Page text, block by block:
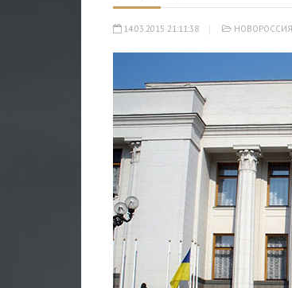
14.03.2015 21:11:38 НОВОРОССИЯ